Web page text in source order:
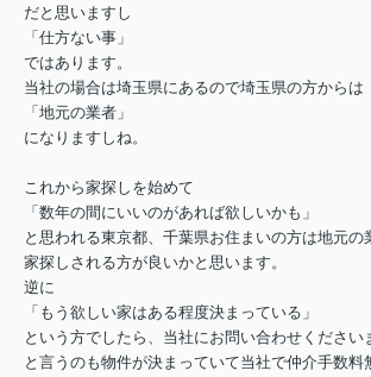
だと思いますし
「仕方ない事」
ではあります。
当社の場合は埼玉県にあるので埼玉県の方からは
「地元の業者」
になりますしね。
これから家探しを始めて
「数年の間にいいのがあれば欲しいかも」
と思われる東京都、千葉県お住まいの方は地元の
家探しされる方が良いかと思います。
逆に
「もう欲しい家はある程度決まっている」
という方でしたら、当社にお問い合わせください
と言うのも物件が決まっていて当社で仲介手数料